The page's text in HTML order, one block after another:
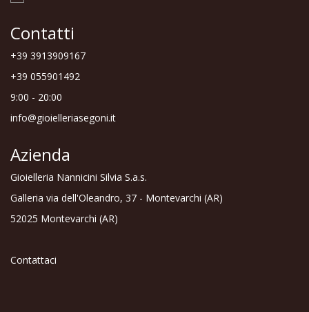
Contatti
+39 3913909167
+39 055901492
9:00 - 20:00
info@gioielleriasegoni.it
Azienda
Gioielleria Nannicini Silvia S.a.s.
Galleria via dell'Oleandro, 37 - Montevarchi (AR)
52025 Montevarchi (AR)
Contattaci